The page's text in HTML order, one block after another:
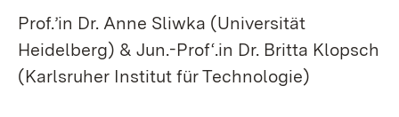
Prof.’in Dr. Anne Sliwka (Universität
Heidelberg) & Jun.-Prof‘.in Dr. Britta Klopsch
(Karlsruher Institut für Technologie)